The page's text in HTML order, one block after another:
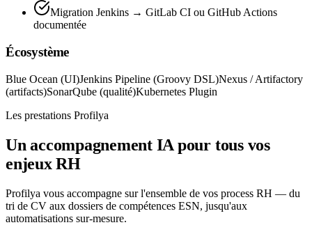
Migration Jenkins → GitLab CI ou GitHub Actions
documentée
Écosystème
Blue Ocean (UI)Jenkins Pipeline (Groovy DSL)Nexus / Artifactory
(artifacts)SonarQube (qualité)Kubernetes Plugin
Les prestations Profilya
Un accompagnement IA pour tous vos
enjeux RH
Profilya vous accompagne sur l'ensemble de vos process RH — du
tri de CV aux dossiers de compétences ESN, jusqu'aux
automatisations sur-mesure.